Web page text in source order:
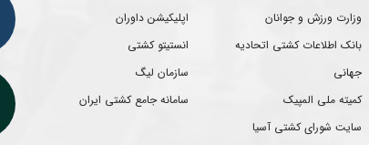
وزارت ورزش و جوانان
بانک اطلاعات کشتی اتحادیه
جهانی
کمیته ملی المپیک
سایت شورای کشتی آسیا
اپلیکیشن داوران
انستیتو کشتی
سازمان لیگ
سامانه جامع کشتی ایران